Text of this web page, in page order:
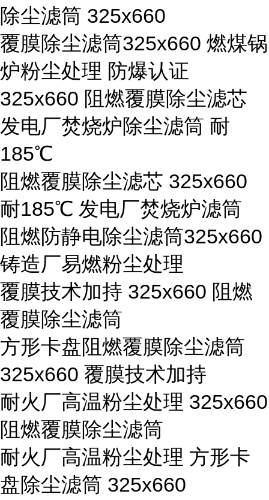
除尘滤筒 325x660
覆膜除尘滤筒325x660 燃煤锅
炉粉尘处理 防爆认证
325x660 阻燃覆膜除尘滤芯
发电厂焚烧炉除尘滤筒 耐
185℃
阻燃覆膜除尘滤芯 325x660
耐185℃ 发电厂焚烧炉滤筒
阻燃防静电除尘滤筒325x660
铸造厂易燃粉尘处理
覆膜技术加持 325x660 阻燃
覆膜除尘滤筒
方形卡盘阻燃覆膜除尘滤筒
325x660 覆膜技术加持
耐火厂高温粉尘处理 325x660
阻燃覆膜除尘滤筒
耐火厂高温粉尘处理 方形卡
盘除尘滤筒 325x660